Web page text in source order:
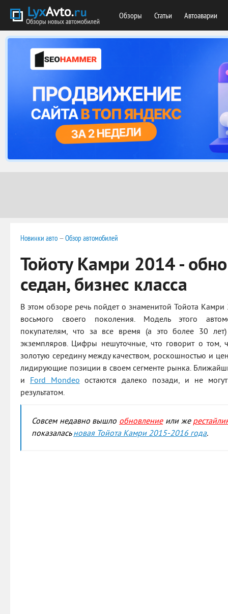
Обзоры Статьи Автоаварии
Новинки авто —Обзор автомобилей
Тойоту Камри 2014 -
седан, бизнес класса
В этом обзоре речь пойдет о знаменитой Тойота
восьмого своего поколения. Модель этого
покупателям, что за все время (а это более 30
экземпляров. Цифры нешуточные, что говорит о том,
золотую середину между качеством, роскошностью и
лидирующие позиции в своем сегменте рынка.
и Ford Mondeo остаются далеко позади, и не могут
результатом.
Совсем недавно вышло обновлениеили же
показаласьновая Тойота Камри 2015-2016 года.